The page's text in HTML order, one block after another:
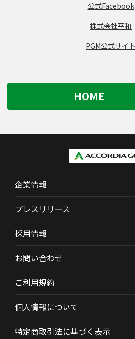
公式Facebook
株式会社平和
PGM公式サイト
HOME
企業情報
プレスリリース
採用情報
お問い合わせ
ご利用規約
個人情報について
特定商取引法に基づく表示